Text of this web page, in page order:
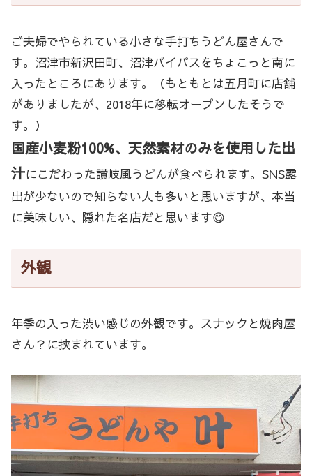
ご夫婦でやられている小さな手打ちうどん屋さんで
す。沼津市新沢田町、沼津バイパスをちょこっと南に
入ったところにあります。（もともとは五月町に店舗
がありましたが、2018年に移転オープンしたそうで
す。）
国産小麦粉100%、天然素材のみを使用した出
汁にこだわった讃岐風うどんが食べられます。SNS露
出が少ないので知らない人も多いと思いますが、本当
に美味しい、隠れた名店だと思います😋
外観
年季の入った渋い感じの外観です。スナックと焼肉屋
さん？に挟まれています。